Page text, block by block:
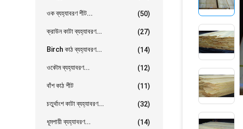
ওক ব্যহ্যাবরণ শীট... (50)
ক্রাউন কাটা ব্যহ্যাবরণ... (27)
Birch কাঠ ব্যহ্যাবরণ... (14)
ওকৌম ব্যহ্যাবরণ... (12)
বাঁশ কাঠ শীট (11)
চতুর্থাংশ কাটা ব্যহ্যাবরণ... (32)
ধূমপায়ী ব্যহ্যাবরণ... (14)